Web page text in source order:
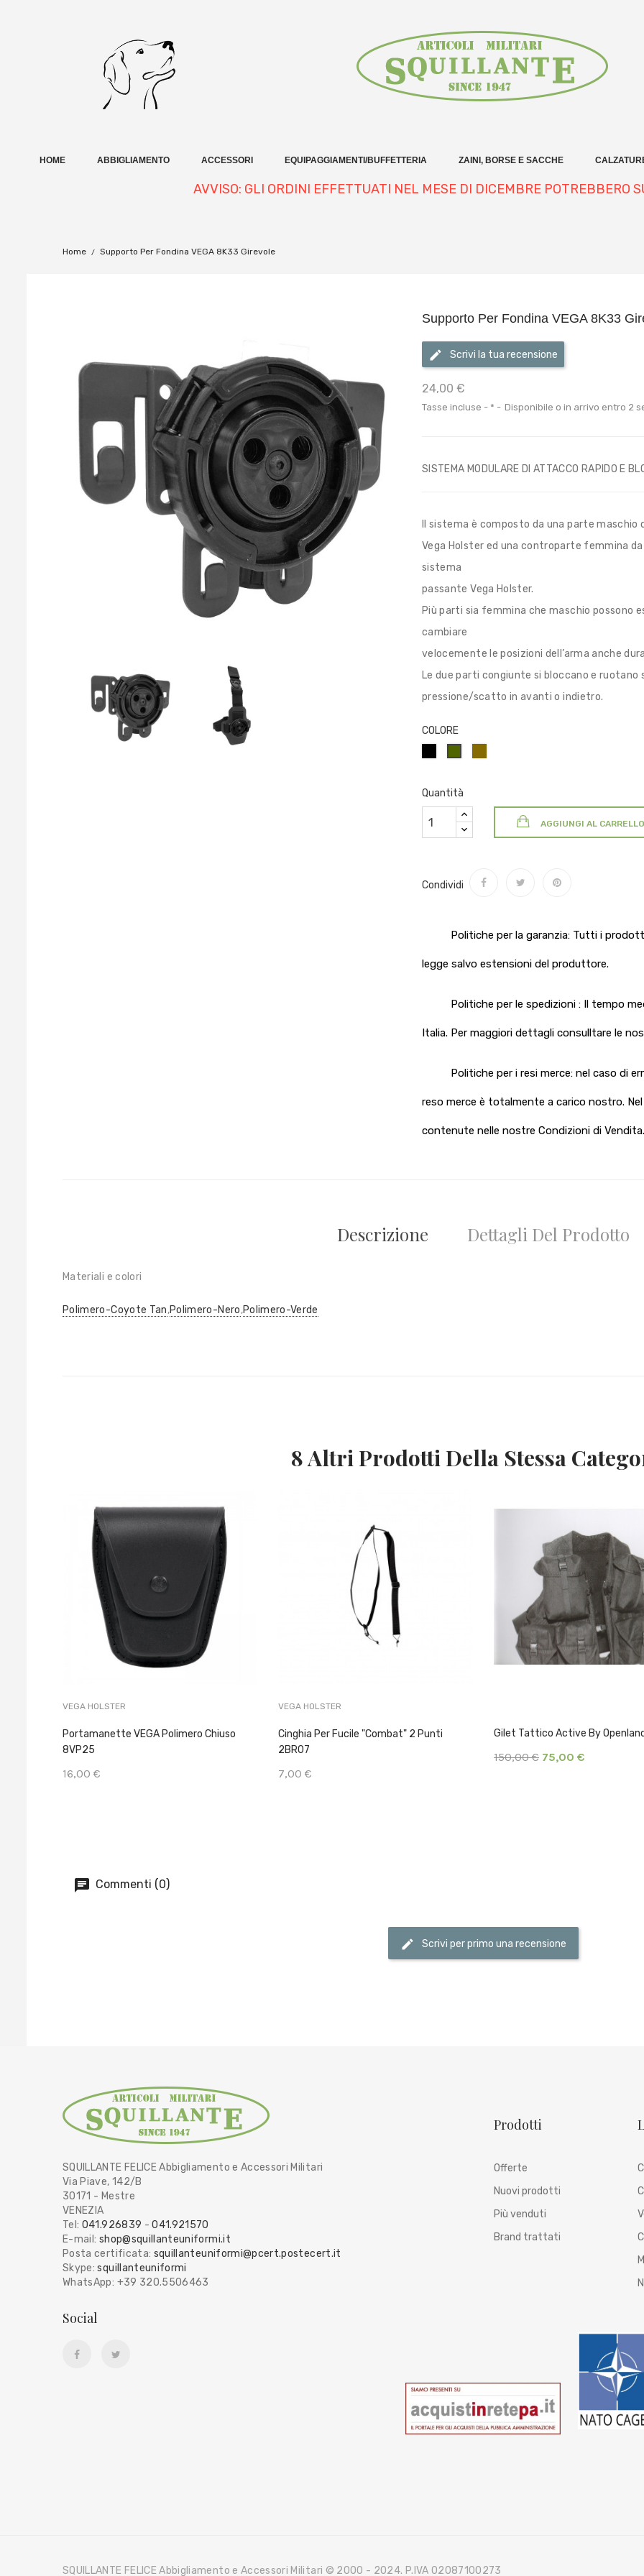
HOME ABBIGLIAMENTO ACCESSORI EQUIPAGGIAMENTI/BUFFETTERIA ZAINI, BORSE E SACCHE
AVVISO: GLI ORDINI EFFETTUATI NEL MESE DI DICEMBRE POTREBBERO
Home Supporto Per Fondina VEGA 8K33 Girevole
Supporto Per Fondina VEGA 8K33
Scrivi la tua recensione
24,00 €
Tasse incluse * Disponibile o in arrivo entro 2
SISTEMA MODULARE DI ATTACCO RAPIDO E
Il sistema è composto da una parte
Vega Holster ed una controparte femmina
sistema
passante Vega Holster.
Più parti sia femmina che maschio possono
cambiare
velocemente le posizioni dell’arma anche
Le due parti congiunte si bloccano e
pressione/scatto in avanti o indietro.
COLORE
Quantità
AGGIUNGI AL CARRELLO
Condividi
Politiche per la garanzia: Tutti i
legge salvo estensioni del produttore.
Politiche per le spedizioni : Il tempo
Italia. Per maggiori dettagli consulltare le
Politiche per i resi merce: nel caso di
reso merce è totalmente a carico nostro.
contenute nelle nostre Condizioni di Vendita.
Descrizione Dettagli Del Prodotto
Materiali e colori
Polimero-Coyote Tan,Polimero-Nero,Polimero-Verde
8 Altri Prodotti Della Stessa
VEGA HOLSTER
Portamanette VEGA Polimero Chiuso
8VP25
16,00 €
VEGA HOLSTER
Cinghia Per Fucile "Combat" 2 Punti
2BR07
7,00 €
Gilet Tattico Active By Openland
150,00 € 75,00 €
Commenti (0)
Scrivi per primo una recensione
SQUILLANTE FELICE Abbigliamento e Accessori Militari
Via Piave, 142/B
30171 - Mestre
VENEZIA
Tel: 041.926839 -041.921570
E-mail: shop@squillanteuniformi.it
Posta certificata: squillanteuniformi@pcert.postecert.it
Skype:squillanteuniformi
WhatsApp: +39 320.5506463
Social
Prodotti
Offerte
Nuovi prodotti
Più venduti
Brand trattati
SQUILLANTE FELICE Abbigliamento e Accessori Militari © 2000 - 2024. P.IVA 02087100273